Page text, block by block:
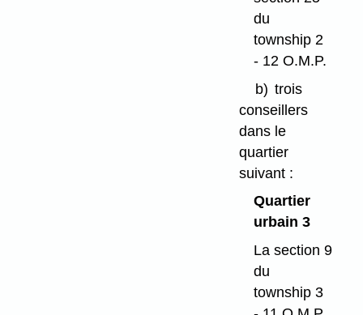
du
township 2
- 12 O.M.P.
b) trois
conseillers
dans le
quartier
suivant :
Quartier
urbain 3
La section 9
du
township 3